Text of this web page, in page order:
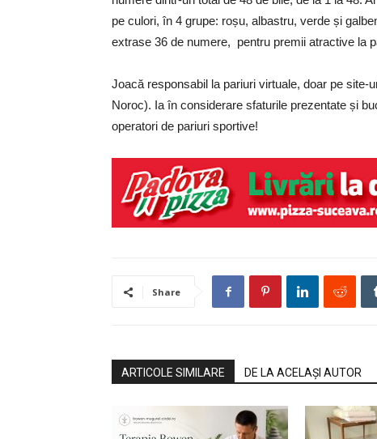
pe culori, în 4 grupe: roșu, albastru, verde și
extrase 36 de numere, pentru premii atractive la
Joacă responsabil la pariuri virtuale, doar pe
Noroc). Ia în considerare sfaturile prezentate și
operatori de pariuri sportive!
Share
ARTICOLE SIMILARE DE LA ACELAȘI AUTOR